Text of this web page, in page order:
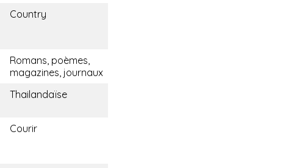
Country
Romans, poèmes,
magazines, journaux
Thailandaïse
Courir